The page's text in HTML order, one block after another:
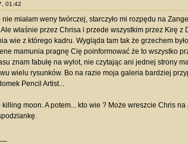
01:42
miałam weny twórczej, starczyło mi rozpędu na
właśnie przez Chrisa i przede wszystkim przez Kirę
wie z którego kadru. Wygląda tam tak że grzechem
mamunia pragnę Cię poinformować że to wszystko
znam fabułę na wylot, nie czytając ani jednej strony
wielu rysunków. Bo na razie moja galeria bardziej
Pencil Artist...
killing moon. A potem... kto wie ? Może wreszcie Chris